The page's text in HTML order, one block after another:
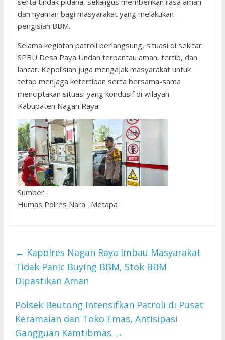
dan nyaman bagi masyarakat yang melakukan
pengisian BBM.
Selama kegiatan patroli berlangsung, situasi di sekitar
SPBU Desa Paya Undan terpantau aman, tertib, dan
lancar. Kepolisian juga mengajak masyarakat untuk
tetap menjaga ketertiban serta bersama-sama
menciptakan situasi yang kondusif di wilayah
Kabupaten Nagan Raya.
Sumber :
Humas Polres Nara_ Metapa
← Kapolres Nagan Raya Imbau Masyarakat
Tidak Panic Buying BBM, Stok BBM
Dipastikan Aman
Polsek Beutong Intensifkan Patroli di Pusat
Keramaian dan Toko Emas, Antisipasi
Gangguan Kamtibmas →